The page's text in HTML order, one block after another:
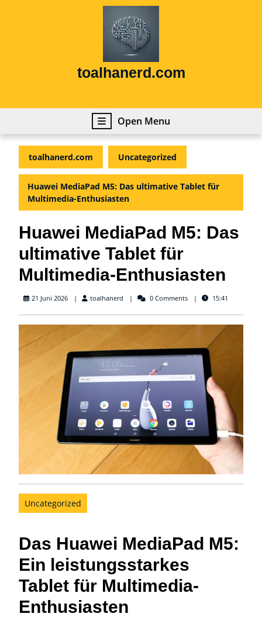
toalhanerd.com
Open Menu
Menu
toalhanerd.com Uncategorized
Huawei MediaPad M5: Das ultimative Tablet für
Multimedia-Enthusiasten
Huawei MediaPad M5: Das
ultimative Tablet für
Multimedia-Enthusiasten
21 Juni 2026 toalhanerd toalhanerd0 Comments 15:41
Uncategorized
Das Huawei MediaPad M5:
Ein leistungsstarkes
Tablet für Multimedia-
Enthusiasten